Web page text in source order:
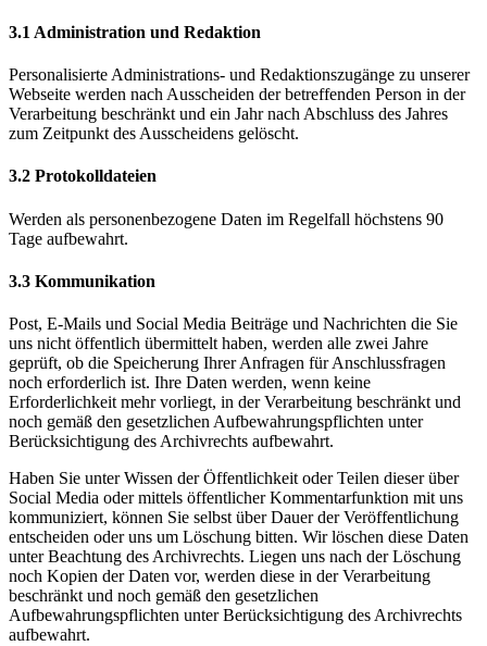
3.1 Administration und Redaktion
Personalisierte Administrations- und Redaktionszugänge zu unserer
Webseite werden nach Ausscheiden der betreffenden Person in der
Verarbeitung beschränkt und ein Jahr nach Abschluss des Jahres
zum Zeitpunkt des Ausscheidens gelöscht.
3.2 Protokolldateien
Werden als personenbezogene Daten im Regelfall höchstens 90
Tage aufbewahrt.
3.3 Kommunikation
Post, E-Mails und Social Media Beiträge und Nachrichten die Sie
uns nicht öffentlich übermittelt haben, werden alle zwei Jahre
geprüft, ob die Speicherung Ihrer Anfragen für Anschlussfragen
noch erforderlich ist. Ihre Daten werden, wenn keine
Erforderlichkeit mehr vorliegt, in der Verarbeitung beschränkt und
noch gemäß den gesetzlichen Aufbewahrungspflichten unter
Berücksichtigung des Archivrechts aufbewahrt.
Haben Sie unter Wissen der Öffentlichkeit oder Teilen dieser über
Social Media oder mittels öffentlicher Kommentarfunktion mit uns
kommuniziert, können Sie selbst über Dauer der Veröffentlichung
entscheiden oder uns um Löschung bitten. Wir löschen diese Daten
unter Beachtung des Archivrechts. Liegen uns nach der Löschung
noch Kopien der Daten vor, werden diese in der Verarbeitung
beschränkt und noch gemäß den gesetzlichen
Aufbewahrungspflichten unter Berücksichtigung des Archivrechts
aufbewahrt.